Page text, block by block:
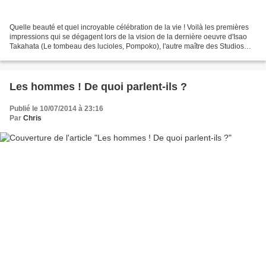
Quelle beauté et quel incroyable célébration de la vie ! Voilà les premières
impressions qui se dégagent lors de la vision de la dernière oeuvre d'Isao
Takahata (Le tombeau des lucioles, Pompoko), l'autre maître des Studios
Les hommes ! De quoi parlent-ils ?
Publié le 10/07/2014 à 23:16
Par Chris